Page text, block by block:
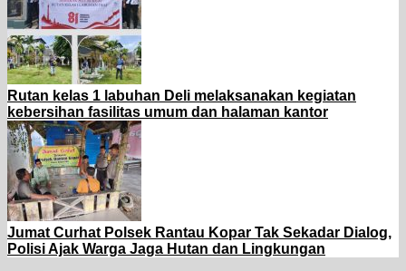
Rutan kelas 1 labuhan Deli melaksanakan kegiatan
kebersihan fasilitas umum dan halaman kantor
Jumat Curhat Polsek Rantau Kopar Tak Sekadar Dialog,
Polisi Ajak Warga Jaga Hutan dan Lingkungan